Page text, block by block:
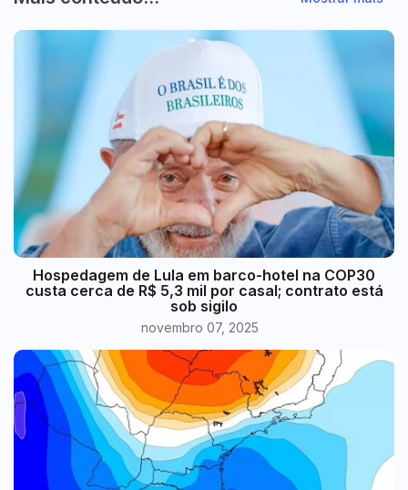
Hospedagem de Lula em barco-hotel na COP30
custa cerca de R$ 5,3 mil por casal; contrato está
sob sigilo
novembro 07, 2025